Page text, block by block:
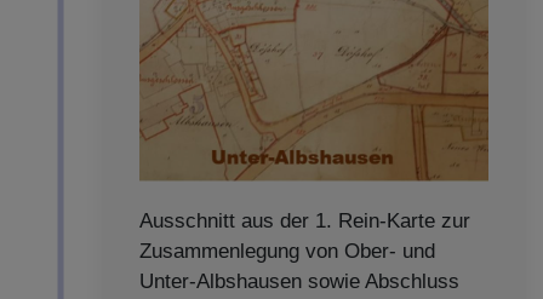
Ausschnitt aus der 1. Rein-Karte zur
Zusammenlegung von Ober- und
Unter-Albshausen sowie Abschluss